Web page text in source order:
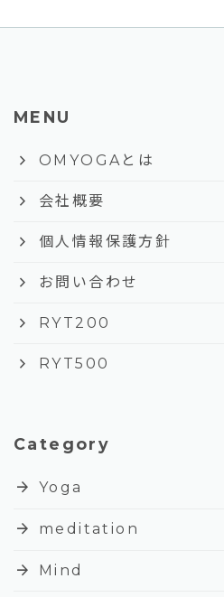
MENU
keyboard_arrow_right OMYOGAとは
keyboard_arrow_right 会社概要
keyboard_arrow_right 個人情報保護方針
keyboard_arrow_right お問い合わせ
keyboard_arrow_right RYT200
keyboard_arrow_right RYT500
Category
arrow_forward Yoga
arrow_forward
meditation
arrow_forward
Mind